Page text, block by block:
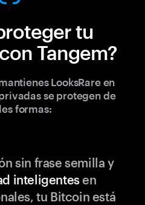
tu
Tangem?
LooksRare en
se protegen de
formas:
sin frase semilla y
inteligentesen
tu Bitcoin está